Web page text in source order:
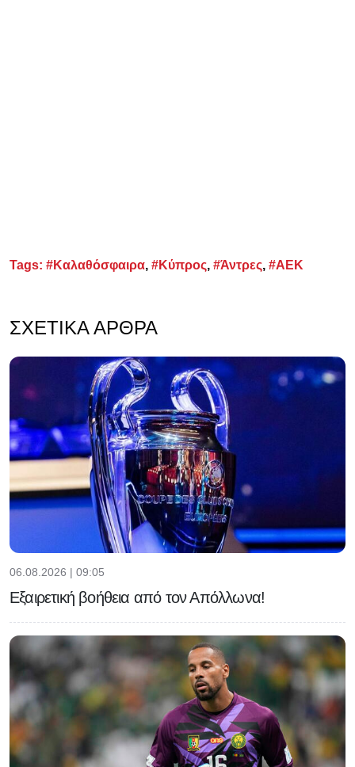
Tags: #Καλαθόσφαιρα, #Κύπρος, #Άντρες, #ΑΕΚ
ΣΧΕΤΙΚΆ ΆΡΘΡΑ
06.08.2026 | 09:05
Εξαιρετική βοήθεια από τον Απόλλωνα!